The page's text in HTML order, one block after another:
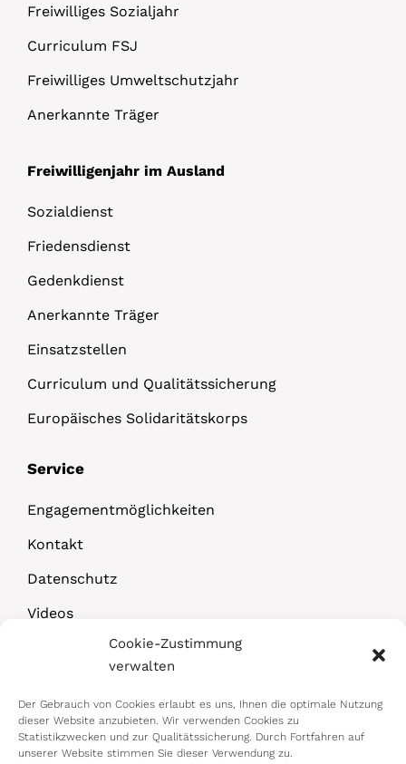
Cookie-Zustimmung
verwalten
Der Gebrauch von Cookies erlaubt es uns, Ihnen die optimale Nutzung
dieser Website anzubieten. Wir verwenden Cookies zu
Statistikzwecken und zur Qualitätssicherung. Durch Fortfahren auf
unserer Website stimmen Sie dieser Verwendung zu.
Freiwilliges Sozialjahr
Curriculum FSJ
Freiwilliges Umweltschutzjahr
Anerkannte Träger
Freiwilligenjahr im Ausland
Sozialdienst
Friedensdienst
Gedenkdienst
Anerkannte Träger
Einsatzstellen
Curriculum und Qualitätssicherung
Europäisches Solidaritätskorps
Service
Engagementmöglichkeiten
Kontakt
Datenschutz
Videos